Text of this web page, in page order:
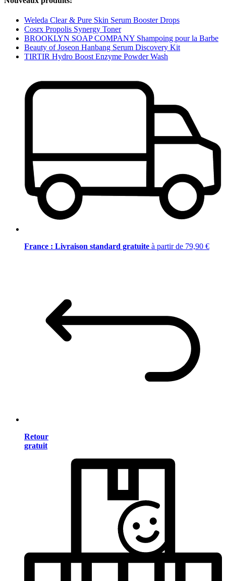
Weleda Clear & Pure Skin Serum Booster Drops
Cosrx Propolis Synergy Toner
BROOKLYN SOAP COMPANY Shampoing pour la Barbe
Beauty of Joseon Hanbang Serum Discovery Kit
TIRTIR Hydro Boost Enzyme Powder Wash
France : Livraison standard gratuite à partir de 79,90 €
Retour
gratuit